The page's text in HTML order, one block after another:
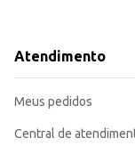
Perfeita para o preparo
A Mistura Láctea
Marca: D'allora
Categoria: Cobertura
Atendimento
Meus pedidos
Central de